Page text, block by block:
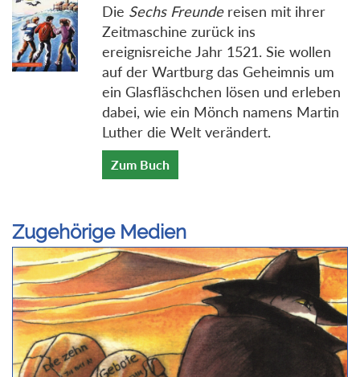
Die Sechs Freundereisen mit ihrer
Zeitmaschine zurück ins
ereignisreiche Jahr 1521. Sie wollen
auf der Wartburg das Geheimnis um
ein Glasfläschchen lösen und erleben
dabei, wie ein Mönch namens Martin
Luther die Welt verändert.
Zum Buch
Zugehörige Medien